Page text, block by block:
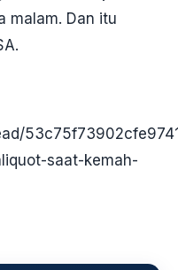
malam. Dan itu
saat-kemah-